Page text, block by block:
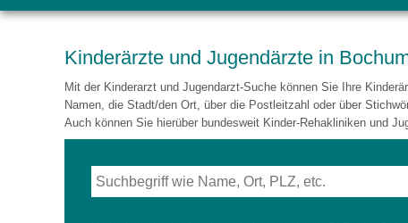
Kleinkinder
Kleinkind: U7 bis U9
Impfen: Wann und
Giftnotruf
Sozialpädiatrie
Körpergrößen-
Kinderärzte und Jugendärzte in
Mit der Kinderarzt und Jugendarzt-Suche können Sie Ihre
Namen, die Stadt/den Ort, über die Postleitzahl oder über
Auch können Sie hierüber bundesweit Kinder-Rehakliniken und